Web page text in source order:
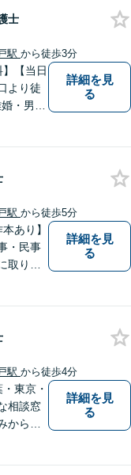
応可
、スピ
行しま
士
駅 から徒歩3分
】【当日
より徒
・男女
お越し
詳細を見
る
駅 から徒歩5分
あり】
・民事
取り組
ていた
詳細を見
る
駅 から徒歩4分
東京・
相談窓
から複
詳細を見
る